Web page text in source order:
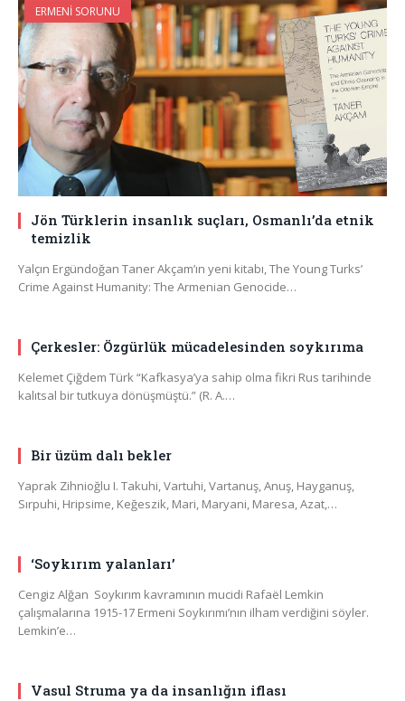
ERMENI SORUNU
Jön Türklerin insanlık suçları, Osmanlı’da etnik
temizlik
Yalçın Ergündoğan Taner Akçam’ın yeni kitabı, The Young Turks’
Crime Against Humanity: The Armenian Genocide…
Çerkesler: Özgürlük mücadelesinden soykırıma
Kelemet Çiğdem Türk “Kafkasya’ya sahip olma fikri Rus tarihinde
kalıtsal bir tutkuya dönüşmüştü.” (R. A.…
Bir üzüm dalı bekler
Yaprak Zihnioğlu I. Takuhi, Vartuhi, Vartanuş, Anuş, Hayganuş,
Sırpuhi, Hripsime, Keğeszik, Mari, Maryani, Maresa, Azat,…
‘Soykırım yalanları’
Cengiz Alğan Soykırım kavramının mucidi Rafaël Lemkin
çalışmalarına 1915-17 Ermeni Soykırımı’nın ilham verdiğini söyler.
Lemkin’e…
Vasul Struma ya da insanlığın iflası